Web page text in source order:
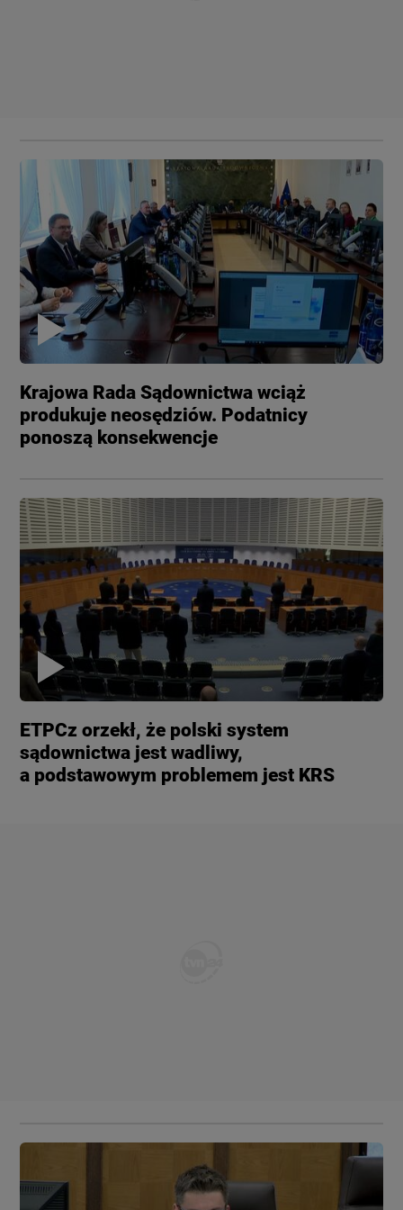
Krajowa Rada Sądownictwa wciąż
produkuje neosędziów. Podatnicy
ponoszą konsekwencje
ETPCz orzekł, że polski system
sądownictwa jest wadliwy,
a podstawowym problemem jest KRS